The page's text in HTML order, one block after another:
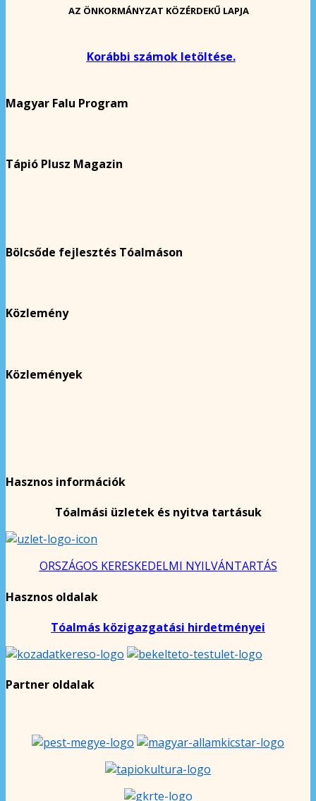
AZ ÖNKORMÁNYZAT KÖZÉRDEKŰ LAPJA
Korábbi számok letöltése.
Magyar Falu Program
Tápió Plusz Magazin
Bölcsőde fejlesztés Tóalmáson
Közlemény
Közlemények
Hasznos információk
Tóalmási üzletek és nyitva tartásuk
ORSZÁGOS KERESKEDELMI NYILVÁNTARTÁS
Hasznos oldalak
Tóalmás közigazgatási hirdetményei
Partner oldalak